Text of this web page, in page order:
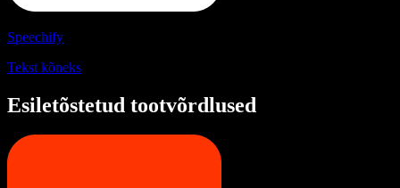
Speechify
Tekst kõneks
Esiletõstetud tootvõrdlused